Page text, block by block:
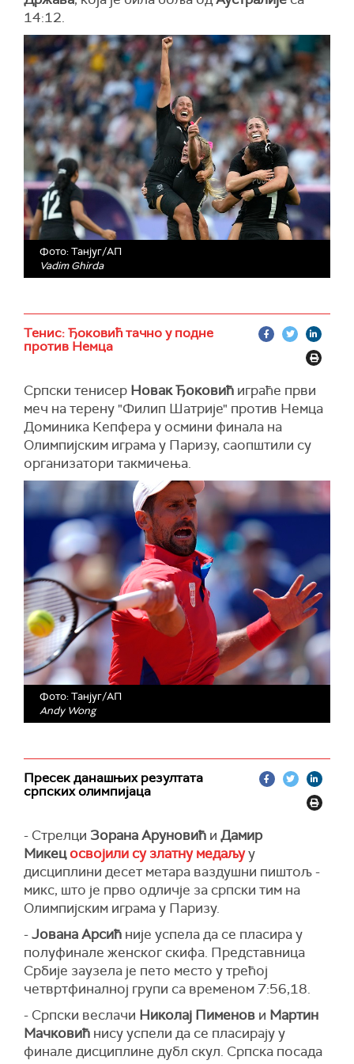
14:12.
Фото: Танјуг/АП
Vadim Ghirda
Тенис: Ђоковић тачно у подне
против Немца
Српски тенисер Новак Ђоковић играће први
меч на терену "Филип Шатрије" против Немца
Доминика Кепфера у осмини финала на
Олимпијским играма у Паризу, саопштили су
организатори такмичења.
Фото: Танјуг/АП
Andy Wong
Пресек данашњих резултата
српских олимпијаца
- Стрелци Зорана Аруновић и Дамир
Микец освојили су златну медаљуу
дисциплини десет метара ваздушни пиштољ -
микс, што је прво одличје за српски тим на
Олимпијским играма у Паризу.
-Јована Арсић није успела да се пласира у
полуфинале женског скифа. Представница
Србије заузела је пето место у трећој
четвртфиналној групи са временом 7:56,18.
- Српски веслачи Николај Пименов и Мартин
Мачковић нису успели да се пласирају у
финале дисциплине дубл скул. Српска посада